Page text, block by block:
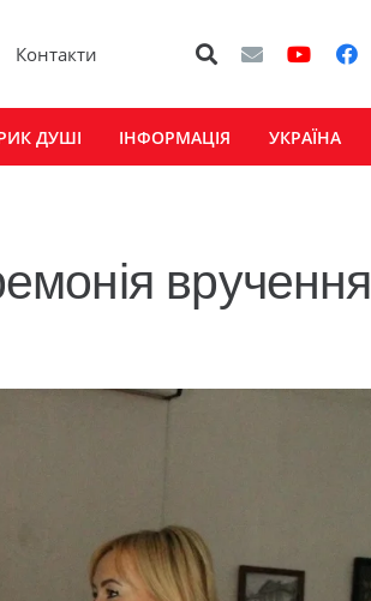
Контакти
ДУШІ ІНФОРМАЦІЯ УКРАЇНА
вручення